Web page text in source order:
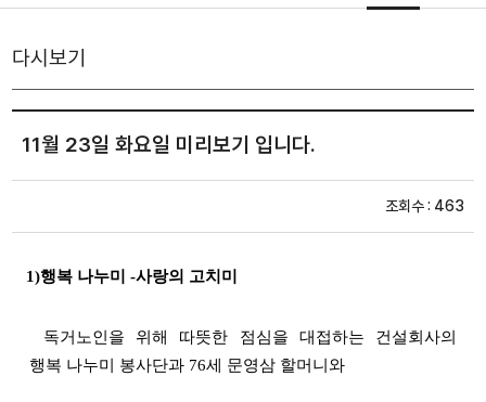
다시보기
11월 23일 화요일 미리보기 입니다.
조회수 : 463
1)행복 나누미 -사랑의 고치미
독거노인을 위해 따뜻한 점심을 대접하는 건설회사의
행복 나누미 봉사단과 76세 문영삼 할머니와